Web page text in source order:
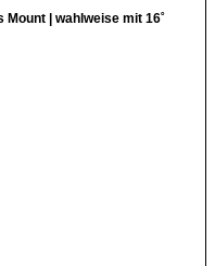
| wahlweise mit 16˚